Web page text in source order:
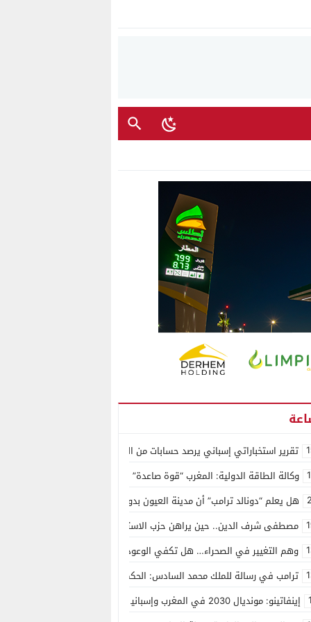
تقرير استخباراتي إسباني يرصد حسابات من الجزائر وأرقاما بـ”213+” ضمن حملة رقمية منظمة حرّضت على اقتحام سبتة
وكالة الطاقة الدولية: المغرب “قوة صاعدة” في سوق المعادن الاستراتيجية
هل يعلم “دونالد ترامب” أن مدينة العيون بدون ماء؟
مصطفى شرف الدين.. حين يراهن حزب الاستقلال على الكفاءة ويمنح الشباب
وهم التغيير في الصحراء… هل تكفي الوعود الفارغة لصناعة الواقع؟
ترامب في رسالة للملك محمد السادس: الحكم الذاتي هو الأساس الوحيد لحل
إينفاتينو: مونديال 2030 في المغرب وإسبانيا والبرتغال سيكون “الأجمل في التاريخ”